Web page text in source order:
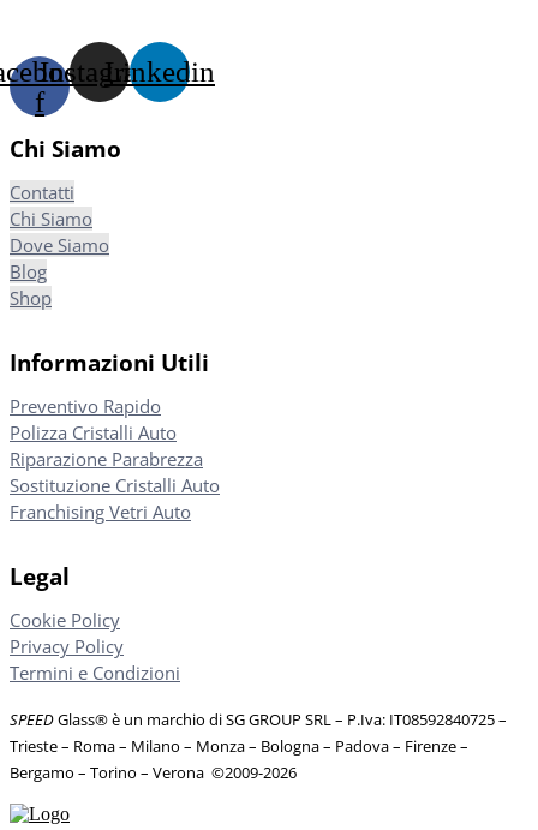
f
InstagramLinkedin
Chi Siamo
Contatti
Chi Siamo
Dove Siamo
Blog
Shop
Informazioni Utili
Preventivo Rapido
Polizza Cristalli Auto
Riparazione Parabrezza
Sostituzione Cristalli Auto
Franchising Vetri Auto
Legal
Cookie Policy
Privacy Policy
Termini e Condizioni
SPEEDGlass® è un marchio di SG GROUP SRL – P.Iva: IT08592840725–
Trieste – Roma – Milano – Monza – Bologna – Padova – Firenze –
Bergamo – Torino – Verona ©2009-2026